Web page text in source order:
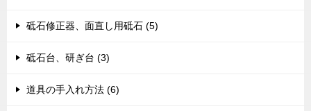
砥石修正器、面直し用砥石 (5)
砥石台、研ぎ台 (3)
道具の手入れ方法 (6)